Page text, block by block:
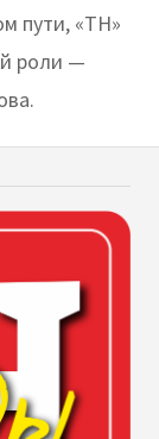
пути, «ТН»
роли —